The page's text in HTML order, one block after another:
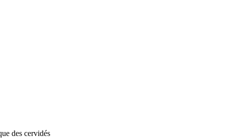
des cervidés